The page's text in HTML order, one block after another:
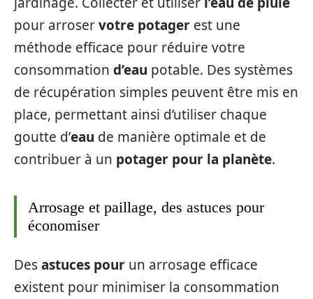
pour arroservotre potager est une
méthode efficace pour réduire votre
consommation d’eau potable. Des systèmes
de récupération simples peuvent être mis en
place, permettant ainsi d’utiliser chaque
goutte d’eau de manière optimale et de
contribuer à un potager pour la planète.
Arrosage et paillage, des astuces pour
économiser
Desastuces pour un arrosage efficace
existent pour minimiser la consommation